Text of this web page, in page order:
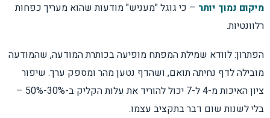
מיקום נמוך יותר – כי גוגל "מעניש" מודעות שהוא מעריך כפחות
רלוונטיות.
הפתרון: לוודא שמילת המפתח מופיעה בכותרת המודעה, שהמודעה
מובילה לדף נחיתה תואם, ושהדף נטען מהר ומספק ערך. שיפור
ציון האיכות מ-4 ל-7 יכול להוריד את עלות הקליק ב-30%-50% –
בלי לשנות שום דבר בתקציב עצמו.